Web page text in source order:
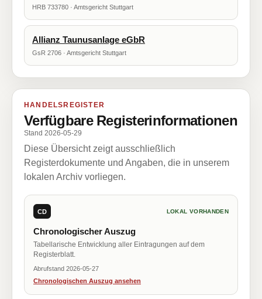
HRB 733780 · Amtsgericht Stuttgart
Allianz Taunusanlage eGbR
GsR 2706 · Amtsgericht Stuttgart
HANDELSREGISTER
Verfügbare Registerinformationen
Stand 2026-05-29
Diese Übersicht zeigt ausschließlich
Registerdokumente und Angaben, die in unserem
lokalen Archiv vorliegen.
CD LOKAL VORHANDEN
Chronologischer Auszug
Tabellarische Entwicklung aller Eintragungen auf dem
Registerblatt.
Abrufstand 2026-05-27
Chronologischen Auszug ansehen